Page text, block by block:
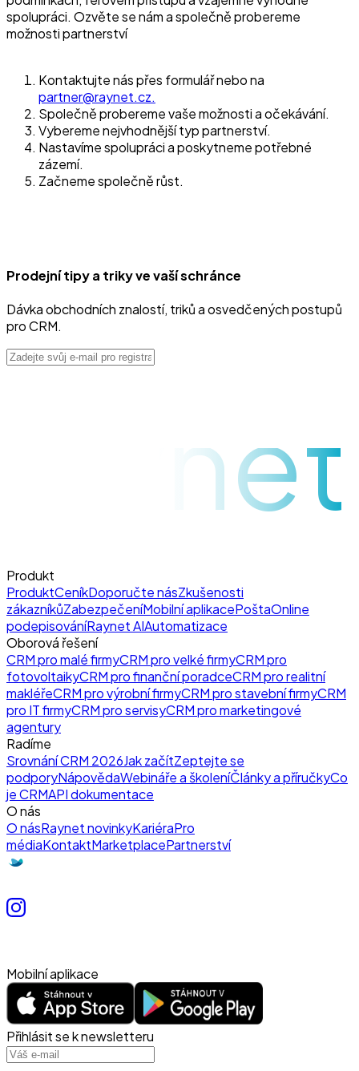
spolupráci. Ozvěte se nám a společně probereme
možnosti partnerství
Kontaktujte nás přes formulář nebo na
partner@raynet.cz.
Společně probereme vaše možnosti a očekávání.
Vybereme nejvhodnější typ partnerství.
Nastavíme spolupráci a poskytneme potřebné
zázemí.
Začneme společně růst.
Prodejní tipy a triky ve vaší schránce
Dávka obchodních znalostí, triků a osvedčených postupů
pro CRM.
raynet
Produkt
ProduktCeníkDoporučte násZkušenosti
zákazníkůZabezpečeníMobilní aplikacePoštaOnline
podepisováníRaynet AIAutomatizace
Oborová řešení
CRM pro malé firmyCRM pro velké firmyCRM pro
fotovoltaikyCRM pro finanční poradceCRM pro realitní
makléřeCRM pro výrobní firmyCRM pro stavební firmyCRM
pro IT firmyCRM pro servisyCRM pro marketingové
agentury
Radíme
Srovnání CRM 2026Jak začítZeptejte se
podporyNápovědaWebináře a školeníČlánky a příručkyCo
je CRMAPI dokumentace
O nás
O násRaynet novinkyKariéraPro
médiaKontaktMarketplacePartnerství
Mobilní aplikace
Přihlásit se k newsletteru